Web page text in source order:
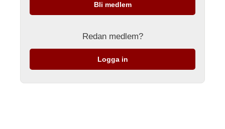
Bli medlem
Redan medlem?
Logga in